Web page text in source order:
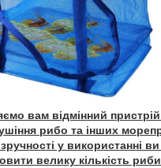
вам відмінний
рибо та інших
у використанні
велику кількість